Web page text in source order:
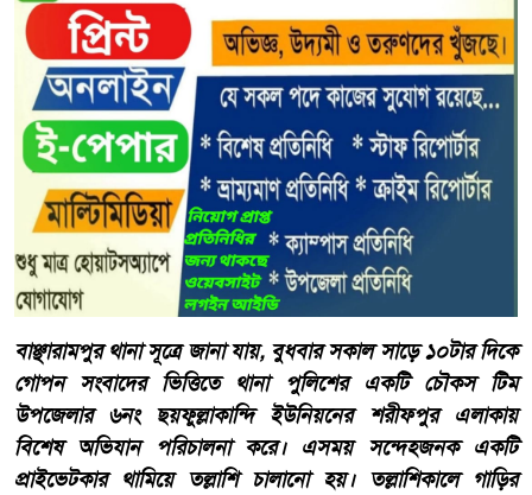
বাঞ্ছারামপুর থানা সূত্রে জানা যায়, বুধবার সকাল সাড়ে ১০টার দিকে
গোপন সংবাদের ভিত্তিতে থানা পুলিশের একটি চৌকস টিম
উপজেলার ৬নং ছয়ফুল্লাকান্দি ইউনিয়নের শরীফপুর এলাকায়
বিশেষ অভিযান পরিচালনা করে। এসময় সন্দেহজনক একটি
প্রাইভেটকার থামিয়ে তল্লাশি চালানো হয়। তল্লাশিকালে গাড়ির